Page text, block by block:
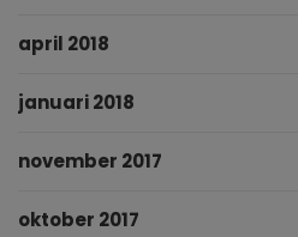
april 2018
januari 2018
november 2017
oktober 2017